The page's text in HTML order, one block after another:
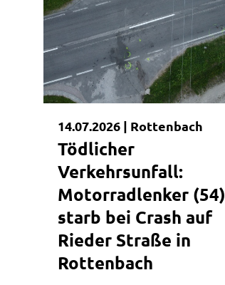
14.07.2026 | Rottenbach
Tödlicher
Verkehrsunfall:
Motorradlenker (54)
starb bei Crash auf
Rieder Straße in
Rottenbach